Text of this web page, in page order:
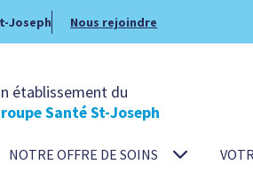
Joseph Nous rejoindre
établissement du
Santé St-Joseph
NOTRE OFFRE DE SOINS